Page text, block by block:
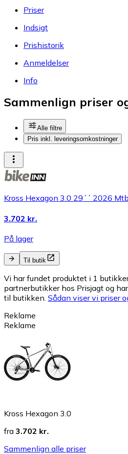
Priser
Indsigt
Prishistorik
Anmeldelser
Info
Sammenlign priser
Alle filtre
Pris inkl. leveringsomkostninger
Kross Hexagon 3.0 29´´ 2026
3.702 kr.
På lager
Til butik
Vi har fundet produktet i 1
partnerbutikker hos Prisjagt og
til butikken. Sådan viser vi priser
Reklame
Reklame
Kross Hexagon 3.0
fra 3.702 kr.
Sammenlign alle priser